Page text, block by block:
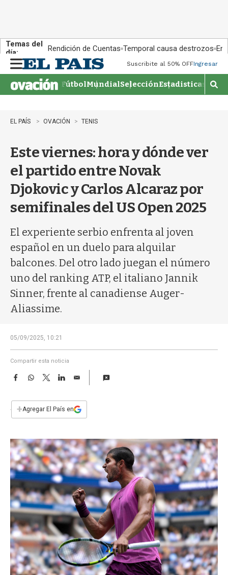
Temas del
día:
Rendición de Cuentas Temporal causa destrozos En
n
u
Suscribite al 50% OFFIngresar
FútbolMundialSelecciónEstadisticas
M
o
EL PAÍS OVACIÓN TENIS
Este viernes: hora y dónde ver
el partido entre Novak
Djokovic y Carlos Alcaraz por
semifinales del US Open 2025
El experiente serbio enfrenta al joven
español en un duelo para alquilar
balcones. Del otro lado juegan el número
uno del ranking ATP, el italiano Jannik
Sinner, frente al canadiense Auger-
Aliassime.
05/09/2025, 10:21
Compartir esta noticia
F
e
b
k
W
s
p
T
w
t
L
n
E
i
l
+Agregar El País en